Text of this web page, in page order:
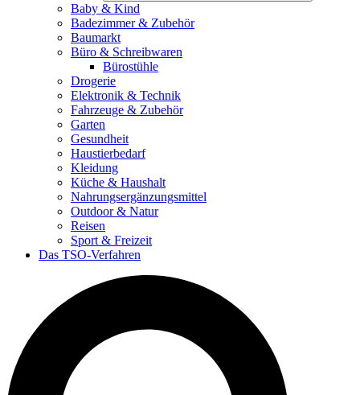
Baby & Kind
Badezimmer & Zubehör
Baumarkt
Büro & Schreibwaren
Bürostühle
Drogerie
Elektronik & Technik
Fahrzeuge & Zubehör
Garten
Gesundheit
Haustierbedarf
Kleidung
Küche & Haushalt
Nahrungsergänzungsmittel
Outdoor & Natur
Reisen
Sport & Freizeit
Das TSO-Verfahren